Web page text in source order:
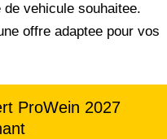
vehicule souhaitee.
offre adaptee pour vos
ProWein 2027